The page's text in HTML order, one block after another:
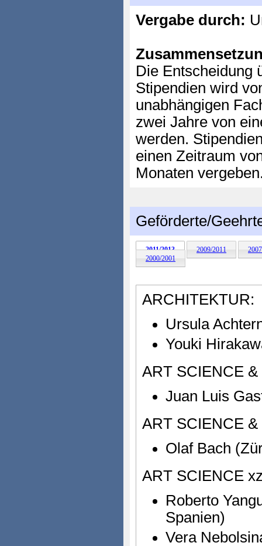
Vergabe durch:
Die Entscheidung
Stipendien wird
unabhängigen
zwei Jahre von
werden.
einen Zeitraum
Monaten
Geförderte/
2011/2013 2009/2011
2000/2001
ARCHITEKTUR:
Ursula
Youki
ART SCIENCE
Juan Luis
ART SCIENCE
Olaf Bach
ART SCIENCE
Roberto
Spanien)
Vera